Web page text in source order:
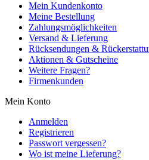
Mein Kundenkonto
Meine Bestellung
Zahlungsmöglichkeiten
Versand & Lieferung
Rücksendungen &
Aktionen & Gutscheine
Weitere Fragen?
Firmenkunden
Mein Konto
Anmelden
Registrieren
Passwort vergessen?
Wo ist meine Lieferung?